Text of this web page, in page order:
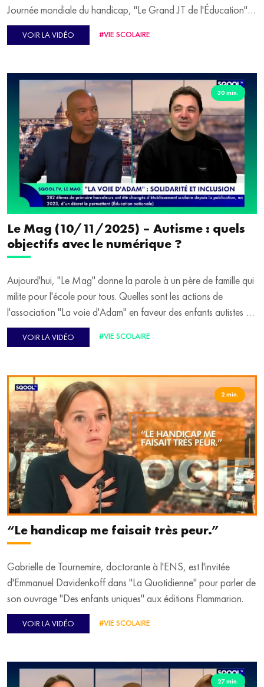
Journée mondiale du handicap, "Le Grand JT de l'Éducation"
fait le point. Pour en parler, Virginie Guilhaume reçoit en
plateau Sébastien Le Goff, vice-président du groupe
CFDT-Éducation Formation Recherche.
Comment aider les enfants à mieux se connaître ? Céline
Lauriou et Pierre Lauriou, co-fondateurs de "Ikiro", en disent
plus en deuxième partie.
VOIR LA VIDÉO #VIE SCOLAIRE
30 min.
Le Mag (10/11/2025) – Autisme : quels
objectifs avec le numérique ?
Aujourd'hui, "Le Mag" donne la parole à un père de famille qui
milite pour l'école pour tous. Quelles sont les actions de
l'association "La voie d'Adam" en faveur des enfants autistes ?
Quelles sont les priorités des élections municipales en 2026 en
matière d'inclusion ? Tobias Jacob, président de l'association
@study_avec_julie, sont les invités de Patrice Boisfer
VOIR LA VIDÉO #VIE SCOLAIRE
2 min.
“Le handicap me faisait très peur.”
Gabrielle de Tournemire, doctorante à l'ENS, est l'invitée
d'Emmanuel Davidenkoff dans "La Quotidienne" pour parler de
son ouvrage "Des enfants uniques" aux éditions Flammarion.
VOIR LA VIDÉO #VIE SCOLAIRE
27 min.